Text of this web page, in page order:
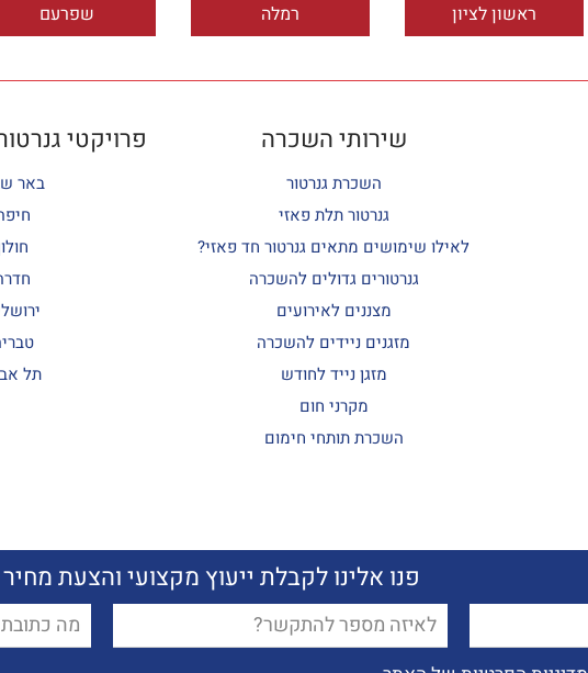
ראשון לציון רמלה שפרעם
שירותי השכרה
השכרת גנרטור
גנרטור תלת פאזי
לאילו שימושים מתאים גנרטור חד פאזי?
גנרטורים גדולים להשכרה
מצננים לאירועים
מזגנים ניידים להשכרה
מזגן נייד לחודש
מקרני חום
השכרת תותחי חימום
פרויקטי
באר
תל
פנו אלינו לקבלת ייעוץ מקצועי והצעת
טלפון דוא"ל